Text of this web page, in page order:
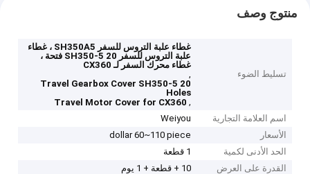
منتوج وصف
تسليط الضوء
غطاء علبة التروس للسفر SH350A5 ، غطاء
علبة التروس للسفر SH350-5 20 فتحة ،
غطاء محرك السفر لـ CX360
,
Travel Gearbox Cover SH350-5 20
Holes
,
Travel Motor Cover for CX360
اسم العلامة التجارية
Weiyou
الأسعار
dollar 60~110 piece
الحد الأدنى لكمية
1 قطعة
القدرة على العرض
10 + قطعة + 1 يوم